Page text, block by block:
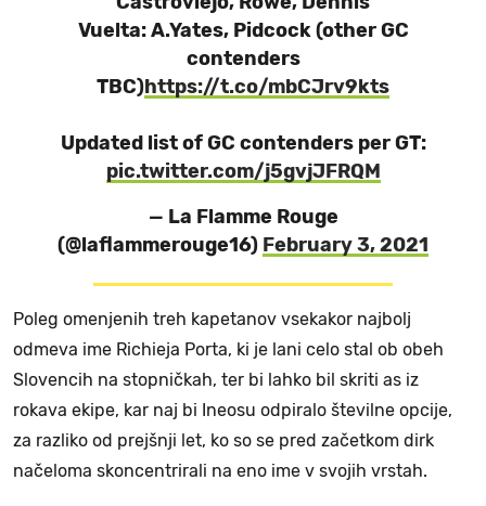
Vuelta: A.Yates, Pidcock (other GC
contenders
TBC)https://t.co/mbCJrv9kts
Updated list of GC contenders per GT:
pic.twitter.com/j5gvjJFRQM
— La Flamme Rouge
(@laflammerouge16) February 3, 2021
Poleg omenjenih treh kapetanov vsekakor najbolj
odmeva ime Richieja Porta, ki je lani celo stal ob obeh
Slovencih na stopničkah, ter bi lahko bil skriti as iz
rokava ekipe, kar naj bi Ineosu odpiralo številne opcije,
za razliko od prejšnji let, ko so se pred začetkom dirk
načeloma skoncentrirali na eno ime v svojih vrstah.